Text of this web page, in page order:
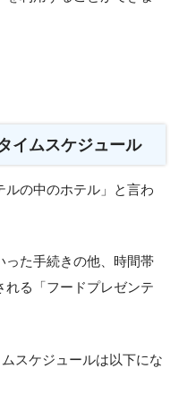
イムスケジュール
ルの中のホテル」と言わ
った手続きの他、時間帯
れる「フードプレゼンテ
スケジュールは以下にな